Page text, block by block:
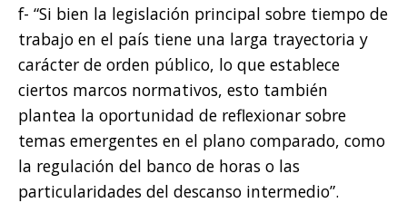
f- “Si bien la legislación principal sobre tiempo de
trabajo en el país tiene una larga trayectoria y
carácter de orden público, lo que establece
ciertos marcos normativos, esto también
plantea la oportunidad de reflexionar sobre
temas emergentes en el plano comparado, como
la regulación del banco de horas o las
particularidades del descanso intermedio”.